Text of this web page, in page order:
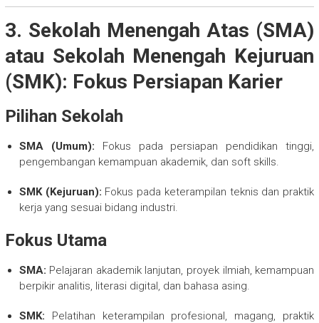
3. Sekolah Menengah Atas (SMA)
atau Sekolah Menengah Kejuruan
(SMK): Fokus Persiapan Karier
Pilihan Sekolah
SMA (Umum): Fokus pada persiapan pendidikan tinggi,
pengembangan kemampuan akademik, dan soft skills.
SMK (Kejuruan): Fokus pada keterampilan teknis dan praktik
kerja yang sesuai bidang industri.
Fokus Utama
SMA: Pelajaran akademik lanjutan, proyek ilmiah, kemampuan
berpikir analitis, literasi digital, dan bahasa asing.
SMK: Pelatihan keterampilan profesional, magang, praktik